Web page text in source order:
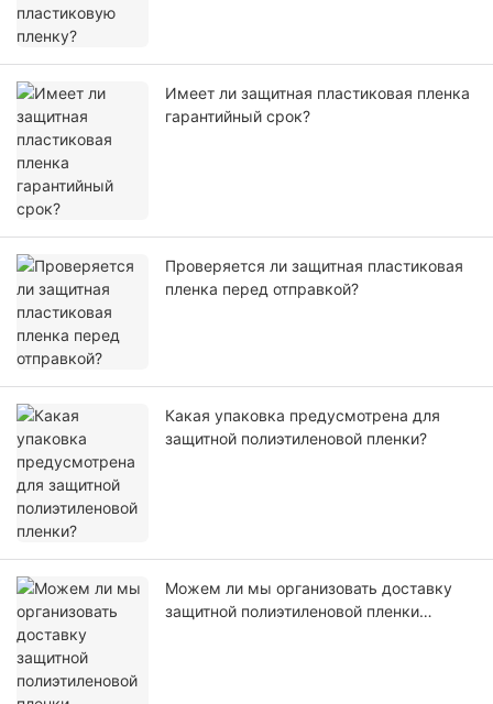
Имеет ли защитная пластиковая пленка
гарантийный срок?
Проверяется ли защитная пластиковая
пленка перед отправкой?
Какая упаковка предусмотрена для
защитной полиэтиленовой пленки?
Можем ли мы организовать доставку
защитной полиэтиленовой пленки